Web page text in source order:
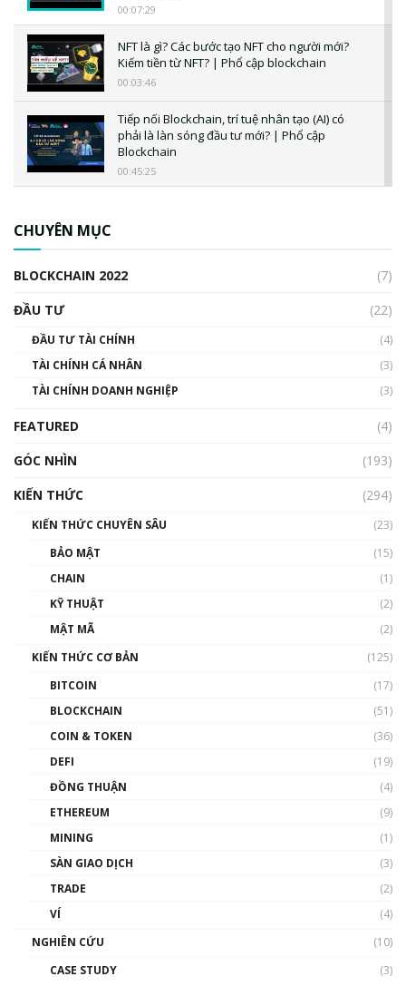
00:07:29
NFT là gì? Các bước tạo NFT cho người mới?
Kiếm tiền từ NFT? | Phổ cập blockchain
00:03:46
Tiếp nối Blockchain, trí tuệ nhân tạo (AI) có
phải là làn sóng đầu tư mới? | Phổ cập
Blockchain
00:45:25
00:02:14
Nhìn lại năm 2022: Những sự kiện ảnh hưởng
đến hệ sinh thái tiền mã hoá | Phổ cập
00:43:47
như thể nào?
00:39:31
Phổ cập Blockchain
thống & Crypto qua các cuộc chiến | Phổ cập
CHUYÊN MỤC
BLOCKCHAIN 2022
(7)
ĐẦU TƯ
(22)
ĐẦU TƯ TÀI CHÍNH
(4)
TÀI CHÍNH CÁ NHÂN
(3)
TÀI CHÍNH DOANH NGHIỆP
(3)
FEATURED
(4)
GÓC NHÌN
(193)
KIẾN THỨC
(294)
KIẾN THỨC CHUYÊN SÂU
(23)
BẢO MẬT
(15)
CHAIN
(1)
KỸ THUẬT
(2)
MẬT MÃ
(2)
KIẾN THỨC CƠ BẢN
(125)
BITCOIN
(17)
BLOCKCHAIN
(51)
COIN & TOKEN
(36)
DEFI
(19)
ĐỒNG THUẬN
(4)
ETHEREUM
(9)
MINING
(1)
SÀN GIAO DỊCH
(3)
TRADE
(2)
VÍ
(4)
NGHIÊN CỨU
(10)
CASE STUDY
(3)